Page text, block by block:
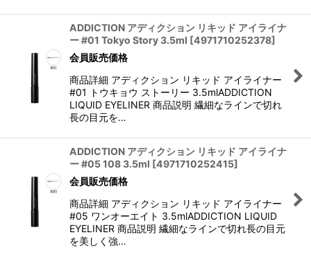
ADDICTION アディクション リキッド アイライナ
ー #01 Tokyo Story 3.5ml [4971710252378]
会員販売価格
商品詳細 アディクション リキッド アイライナー
#01 トウキョウ ストーリー 3.5mlADDICTION
LIQUID EYELINER 商品説明 繊細なラインで切れ
長の目元を…
ADDICTION アディクション リキッド アイライナ
ー #05 108 3.5ml [4971710252415]
会員販売価格
商品詳細 アディクション リキッド アイライナー
#05 ワンオーエイト 3.5mlADDICTION LIQUID
EYELINER 商品説明 繊細なラインで切れ長の目元
を美しく強…